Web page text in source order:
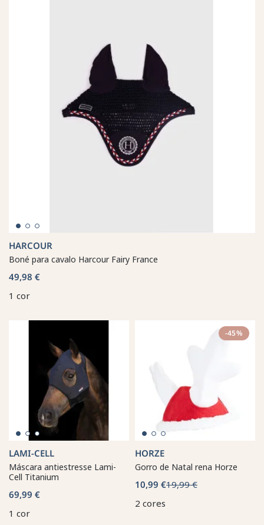
HARCOUR
Boné para cavalo Harcour Fairy France
49,98 €
1 cor
LAMI-CELL
Máscara antiestresse Lami-
Cell Titanium
69,99 €
1 cor
-45%
HORZE
Gorro de Natal rena Horze
10,99 €19,99 €
2 cores